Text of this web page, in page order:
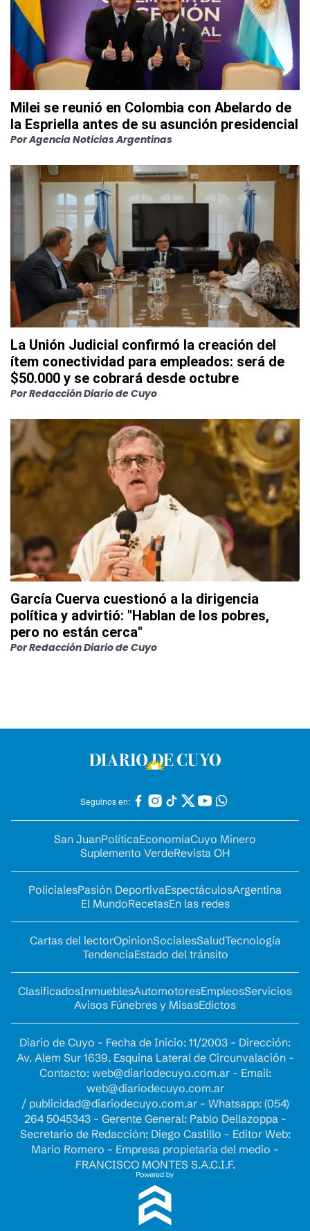
Milei se reunió en Colombia con Abelardo de
la Espriella antes de su asunción presidencial
PorAgencia Noticias Argentinas
La Unión Judicial confirmó la creación del
ítem conectividad para empleados: será de
$50.000 y se cobrará desde octubre
PorRedacción Diario de Cuyo
García Cuerva cuestionó a la dirigencia
política y advirtió: "Hablan de los pobres,
pero no están cerca"
PorRedacción Diario de Cuyo
Seguinos en:
San JuanPolíticaEconomíaCuyo Minero
Suplemento VerdeRevista OH
PolicialesPasión DeportivaEspectáculosArgentina
El MundoRecetasEn las redes
Cartas del lectorOpinionSocialesSaludTecnología
TendenciaEstado del tránsito
ClasificadosInmueblesAutomotoresEmpleosServicios
Avisos Fúnebres y MisasEdictos
Diario de Cuyo - Fecha de Inicio: 11/2003 - Dirección:
Av. Alem Sur 1639. Esquina Lateral de Circunvalación -
Contacto: web@diariodecuyo.com.ar- Email:
web@diariodecuyo.com.ar
/ publicidad@diariodecuyo.com.ar- Whatsapp: (054)
264 5045343 - Gerente General: Pablo Dellazoppa -
Secretario de Redacción: Diego Castillo - Editor Web:
Mario Romero - Empresa propietaria del medio -
FRANCISCO MONTES S.A.C.I.F.